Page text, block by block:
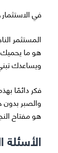
في
المستثمر
هو ما يحميك
ويساعدك
فكر دائمًا
والصبر بدون
هو مفتاح
الأسئلة